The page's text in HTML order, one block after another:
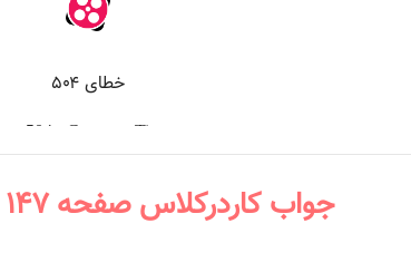
جواب کاردرکلاس صفحه ۱۴۷ ریاضی هشتم